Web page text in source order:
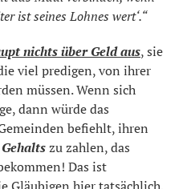
ist seines Lohnes wert‘.“
nichts über Geld aus, sie
viel predigen, von ihrer
müssen. Wenn sich
dann würde das
befiehlt, ihren
zu zahlen, das
Das ist